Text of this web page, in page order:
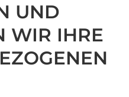
UND
WIR IHRE